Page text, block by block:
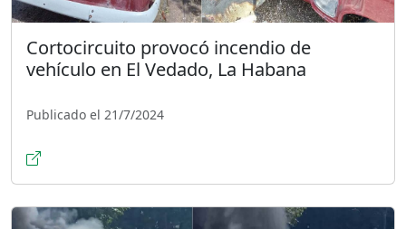
Cortocircuito provocó incendio de
vehículo en El Vedado, La Habana
Publicado el 21/7/2024